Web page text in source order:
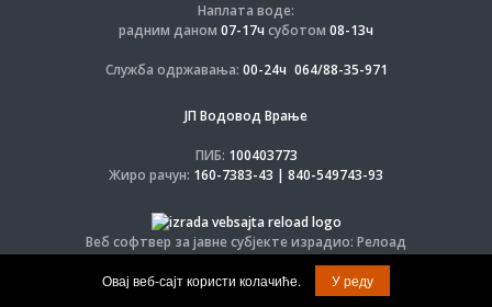
Наплата воде:
радним даном 07-17ч суботом 08-13ч
Служба одржавања: 00-24ч 064/88-35-971
ЈП Водовод Врање
ПИБ: 100403773
Жиро рачун: 160-7383-43 | 840-549743-93
Веб софтвер за јавне субјекте израдио: Релоад
© Задржана права на софтвер и дизајн.
Овај веб-сајт користи колачиће.
У реду